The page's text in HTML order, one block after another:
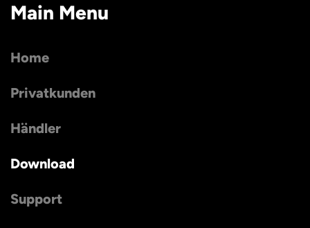
Main Menu
Home
Privatkunden
Händler
Download
Support